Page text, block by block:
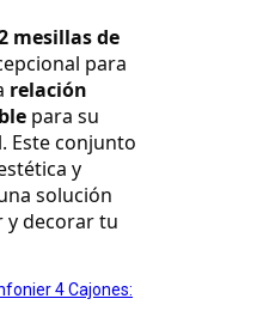
mesillas de
para
relación
para su
Este conjunto
y
solución
y decorar tu